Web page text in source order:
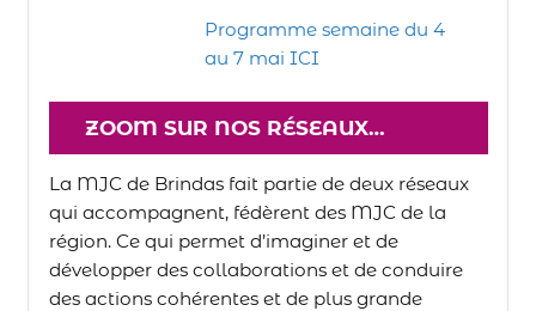
Programme semaine du 4
au 7 mai ICI
ZOOM SUR NOS RÉSEAUX…
La MJC de Brindas fait partie de deux réseaux
qui accompagnent, fédèrent des MJC de la
région. Ce qui permet d’imaginer et de
développer des collaborations et de conduire
des actions cohérentes et de plus grande